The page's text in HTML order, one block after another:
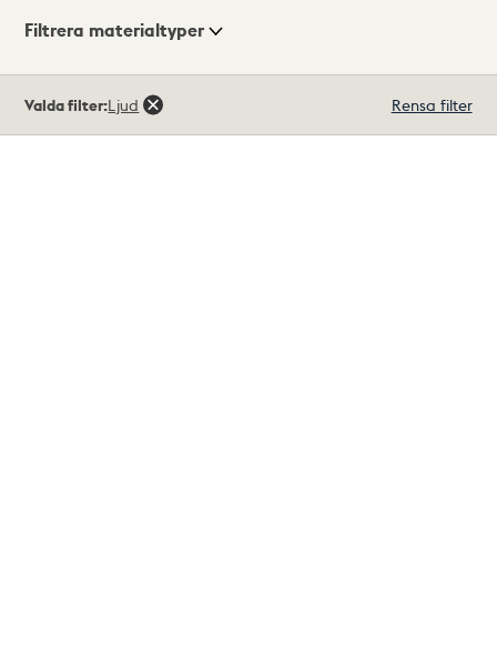
Visningsläge
Filtrera materialtyper
träffar
Valda filter:Ljud Rensa filter